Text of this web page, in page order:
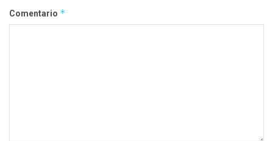
Comentario *